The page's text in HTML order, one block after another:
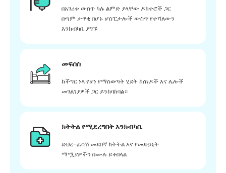
በአገሪቱ ውስጥ ካሉ ልምድ ያላቸው ዶክተሮች ጋር
በጣም ታዋቂ በሆኑ ሆስፒታሎች ውስጥ የተሻለውን
እንክብካቤ ያግኙ
መፍሰስ
ከችግር ነጻ የሆነ የማስወጣት ሂደት ከሰነዶች እና ሌሎች
መገልገያዎች ጋር ይንከባከባል።
ክትትል የሚደረግበት እንክብካቤ
ድህረ-ፈሳሽ መደበኛ ክትትል እና የመድኃኒት
ማሟያዎችን በሙሉ ይቀበላል